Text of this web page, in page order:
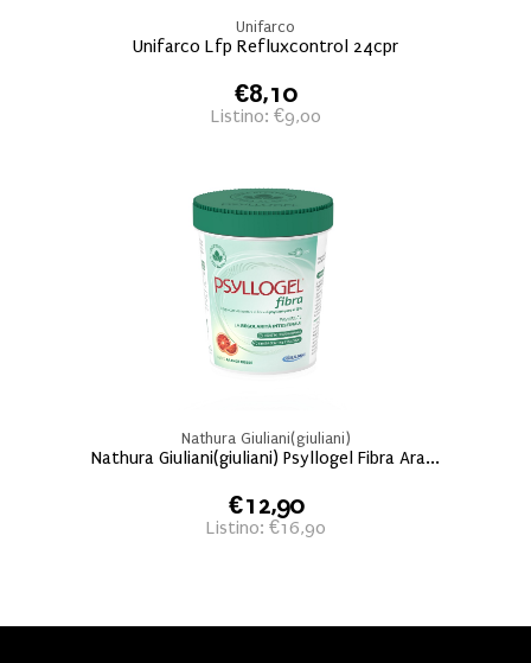
Unifarco
Unifarco Lfp Refluxcontrol 24cpr
€8,10
Listino: €9,00
Nathura Giuliani(giuliani)
Nathura Giuliani(giuliani) Psyllogel Fibra Ara...
€12,90
Listino: €16,90